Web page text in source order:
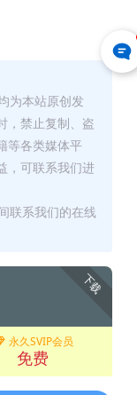
为本站原创发
，禁止复制、盗
等各类媒体平
，可联系我们进
联系我们的在线
下载
永久SVIP会员
免费